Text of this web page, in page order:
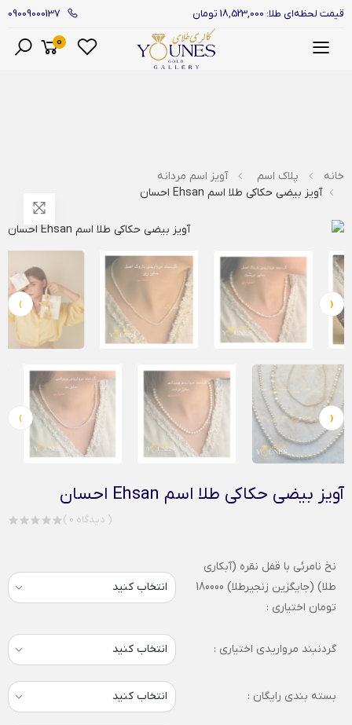
قیمت لحظه‌ای طلا: 18,523,000 تومان 09009000137
0
خانه پلاک اسم
آویز اسم مردانه
آویز بیضی حکاکی طلا اسم Ehsan احسان
‹
›
‹
›
آویز بیضی حکاکی طلا اسم Ehsan احسان
( 0 دیدگاه )
نخ نامرئی با قفل نقره (آبکاری
طلا) (جایگزین زنجیرطلا) 180000
تومان اختیاری :
گردنبند مرواریدی اختیاری :
بسته بندی رایگان :